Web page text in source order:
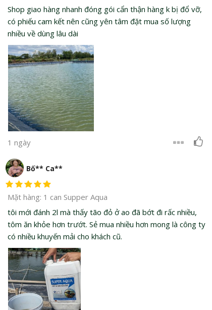
tôi mới đánh 2l mà thấy tão đỏ ở ao đã bớt đi rấc nhiều,
tôm ăn khỏe hơn trướt. Sẻ mua nhiều hơn mong là công ty
có nhiều khuyến mải cho khách cũ.
Bố** Ca**
Mặt hàng: 1 can Supper Aqua
Shop giao hàng nhanh đóng gói cẩn thận hàng k bị đổ vỡ,
có phiếu cam kết nên cũng yên tâm đặt mua số lượng
nhiều về dùng lâu dài
1 ngày